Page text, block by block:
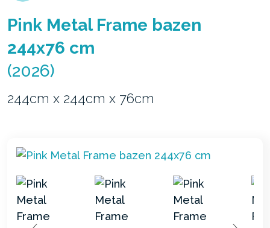
Pink Metal Frame bazen
244x76 cm
(2026)
244cm x 244cm x 76cm